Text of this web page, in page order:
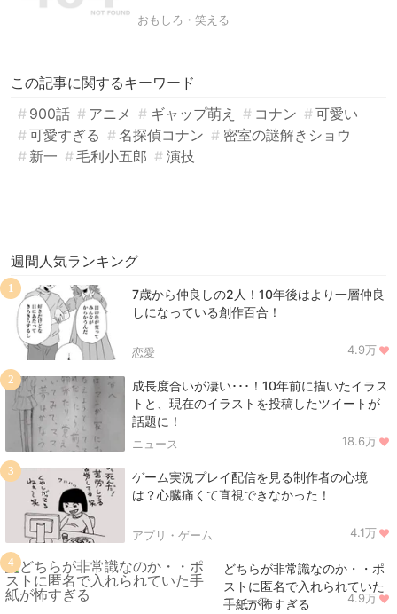
おもしろ・笑える
この記事に関するキーワード
900話
アニメ ギャップ萌え コナン
可愛い
可愛すぎる
名探偵コナン
密室の謎解きショウ
新一
毛利小五郎 演技
週間人気ランキング
7歳から仲良しの2人！10年後はより一層仲良
しになっている創作百合！
恋愛 4.9万
1
成長度合いが凄い･･･！10年前に描いたイラス
トと、現在のイラストを投稿したツイートが
話題に！
ニュース 18.6万
2
ゲーム実況プレイ配信を見る制作者の心境
は？心臓痛くて直視できなかった！
アプリ・ゲーム 4.1万
3
どちらが非常識なのか・・ポ
ストに匿名で入れられていた
手紙が怖すぎる
ニュース 4.9万
4